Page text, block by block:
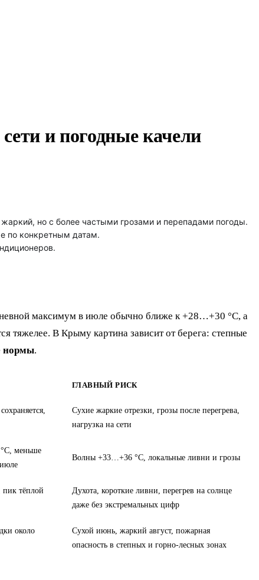
и погодные качели
но с более частыми грозами и перепадами погоды.
по конкретным датам.
максимум в июле обычно ближе к +28…+30 °C, а
тяжелее. В Крыму картина зависит от берега: степные
нормы.
ГЛАВНЫЙ РИСК
Сухие жаркие отрезки, грозы после перегрева,
нагрузка на сети
меньше
Волны +33…+36 °C, локальные ливни и грозы
тёплой
Духота, короткие ливни, перегрев на солнце
даже без экстремальных цифр
около
Сухой июнь, жаркий август, пожарная
опасность в степных и горно-лесных зонах